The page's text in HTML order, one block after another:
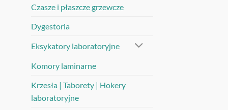
Czasze i płaszcze grzewcze
Dygestoria
Eksykatory laboratoryjne
Komory laminarne
Krzesła | Taborety | Hokery
laboratoryjne